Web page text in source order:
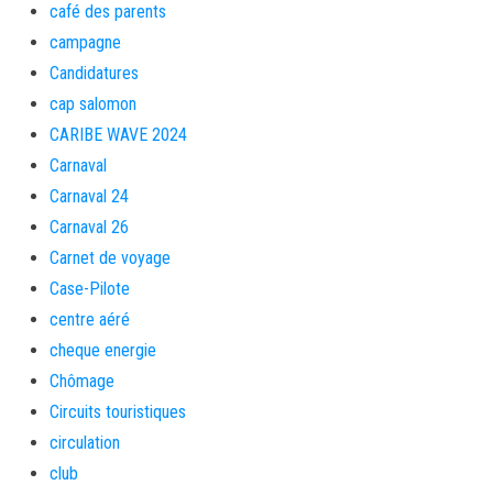
café des parents
campagne
Candidatures
cap salomon
CARIBE WAVE 2024
Carnaval
Carnaval 24
Carnaval 26
Carnet de voyage
Case-Pilote
centre aéré
cheque energie
Chômage
Circuits touristiques
circulation
club